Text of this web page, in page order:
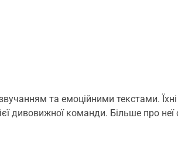
та емоційними текстами.
дивовижної команди. Більше про неї